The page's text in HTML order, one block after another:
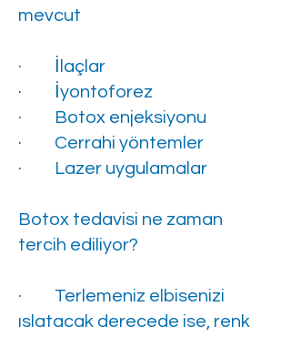
mevcut
· İlaçlar
· İyontoforez
· Botox enjeksiyonu
· Cerrahi yöntemler
· Lazer uygulamalar
Botox tedavisi ne zaman
tercih ediliyor?
· Terlemeniz elbisenizi
ıslatacak derecede ise, renk